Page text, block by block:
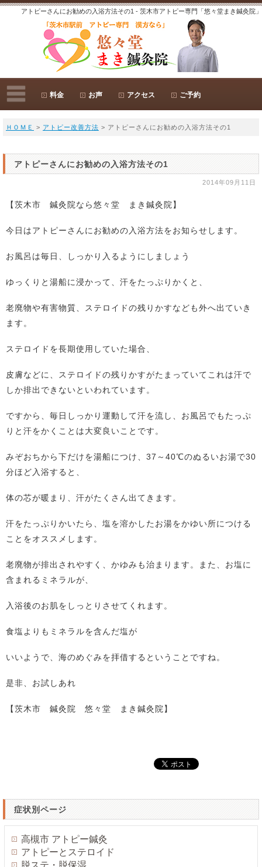
アトピーさんにお勧めの入浴方法その1 - 茨木市アトピー専門「悠々堂まき鍼灸院」
料金 お声 アクセス ご予約
ＨＯＭＥ > アトピー改善方法 > アトピーさんにお勧めの入浴方法その1
アトピーさんにお勧めの入浴方法その1
2014年09月11日
【茨木市 鍼灸院なら悠々堂 まき鍼灸院】
今日はアトピーさんにお勧めの入浴方法をお知らせします。
お風呂は毎日、しっかり入るようにしましょう
ゆっくりと湯船に浸かって、汗をたっぷりかくと、
老廃物や有害物質、ステロイドの残りかすなども外へ出ていき
ます。
ステロイドを長期使用していた場合、
皮膚などに、ステロイドの残りかすがたまっていてこれは汗で
しか排出できないといわれています。
ですから、毎日しっかり運動して汗を流し、お風呂でもたっぷ
りと汗をかくことは大変良いことです。
みぞおちから下だけを湯船につけ、37～40℃のぬるいお湯で30
分ほど入浴すると、
体の芯が暖まり、汗がたくさん出てきます。
汗をたっぷりかいたら、塩を溶かしたお湯をかゆい所につける
ことをオススメします。
老廃物が排出されやすく、かゆみも治まります。また、お塩に
含まれるミネラルが、
入浴後のお肌をしっとりさせてくれます。
食塩よりもミネラルを含んだ塩が
いいようで、海のめぐみを拝借するということですね。
是非、お試しあれ
【茨木市 鍼灸院 悠々堂 まき鍼灸院】
症状別ページ
高槻市 アトピー鍼灸
アトピーとステロイド
脱ステ・脱保湿